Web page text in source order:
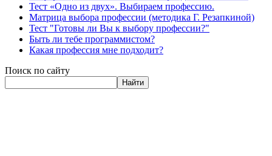
Тест «Одно из двух». Выбираем профессию.
Матрица выбора профессии (методика Г. Резапкиной)
Тест "Готовы ли Вы к выбору профессии?"
Быть ли тебе программистом?
Какая профессия мне подходит?
Поиск по сайту
Найти